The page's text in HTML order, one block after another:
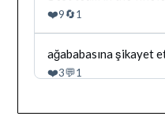
gonderiyi
goruntule
Dağhan
Irak
tarafindan
yazilan
gonderiyi
goruntule
❤️9🔄1
Bluesky'da
Dağhan
Irak
yazilan
ağababasına şikayet
❤️3💬1